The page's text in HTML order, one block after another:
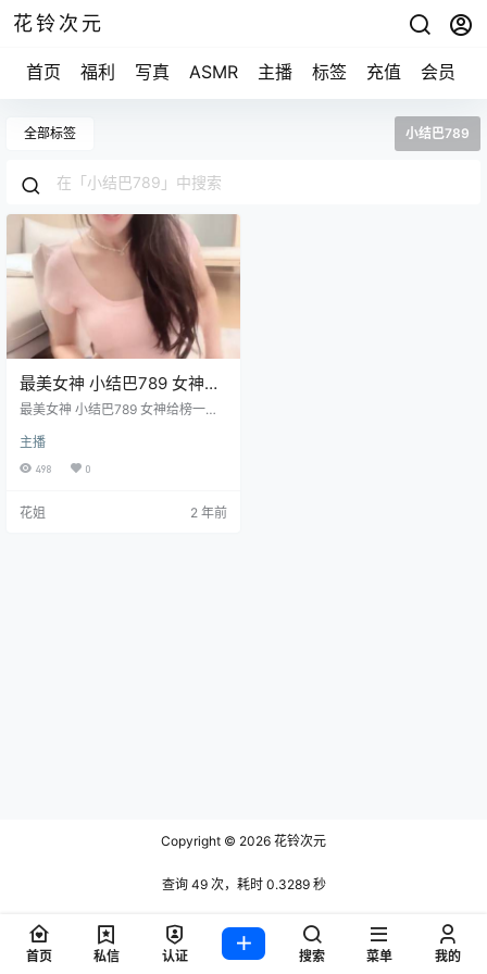
花铃次元
首页 福利 写真 ASMR 主播 标签 充值 会员
全部标签 小结巴789
最美女神 小结巴789 女神给
榜一大哥发福利了
最美女神 小结巴789 女神给榜一大
主播
498 0
花姐 2 年前
Copyright © 2026 花铃次元
查询 49 次，耗时 0.3289 秒
首页 私信 认证 搜索 菜单 我的